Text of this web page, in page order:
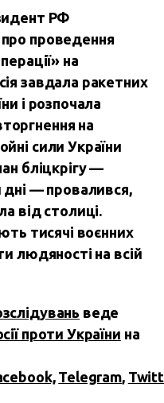
РФ
проведення
на
завдала ракетних
і розпочала
на
сили України
бліцкрігу —
дні — провалився,
від столиці.
тисячі воєнних
людяності на всій
веде
проти України на
Telegram,